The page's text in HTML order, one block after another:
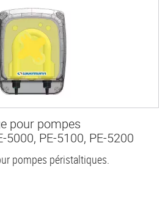
pour pompes
5000, PE-5100, PE-5200
pompes péristaltiques.